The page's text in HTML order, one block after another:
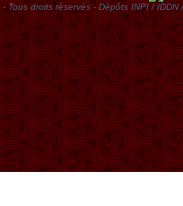
droits rèservès - Dèpôts INPI /